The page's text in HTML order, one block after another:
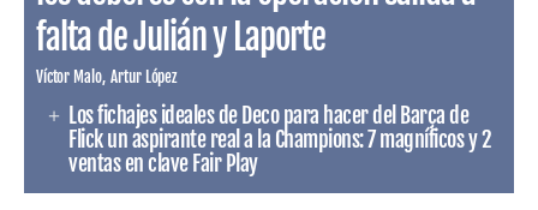
falta de Julián y Laporte
Víctor Malo Artur López
Los fichajes ideales de Deco para hacer del Barça de
Flick un aspirante real a la Champions: 7 magníficos y 2
ventas en clave Fair Play